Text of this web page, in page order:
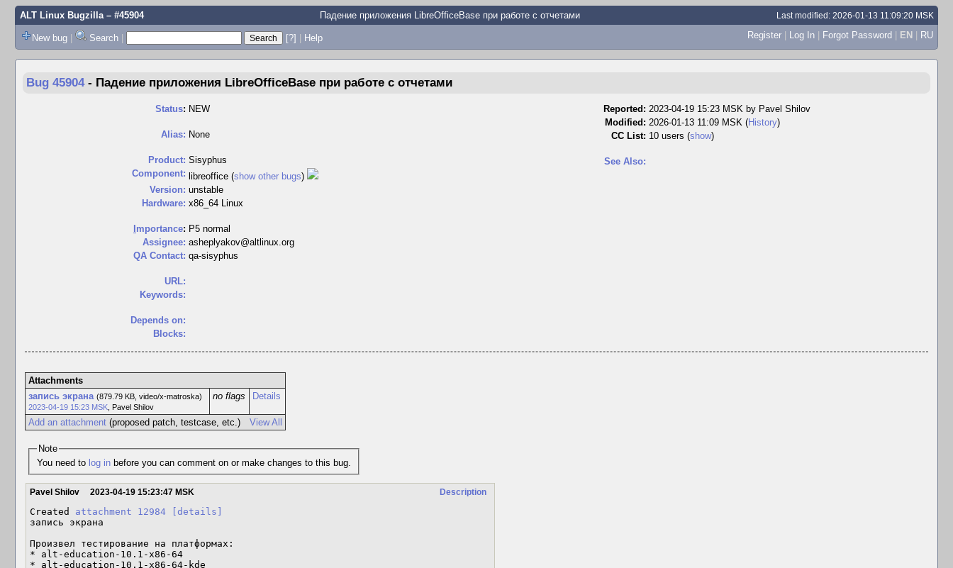
ALT Linux Bugzilla– #45904 Падение приложения LibreOfficeBase при работе с отчетами Last modified: 2026-01-13 11:09:20 MSK
New bug | Search | [?] | Help Register | Log In | Forgot Password | EN | RU
Bug 45904 - Падение приложения LibreOfficeBase при работе с отчетами
Status: NEW
Alias: None
Product: Sisyphus
Component: libreoffice (show other bugs)
Version: unstable
Hardware: x86_64 Linux
mportance: P5 normal
Assignee: asheplyakov@altlinux.org
QA Contact: qa-sisyphus
URL:
Keywords:
Depends on:
Blocks:
Reported: 2023-04-19 15:23 MSK by Pavel Shilov
Modified: 2026-01-13 11:09 MSK (History)
CC List: 10 users (show)
See Also:
Attachments
запись экрана (879.79 KB, video/x-matroska)
2023-04-19 15:23 MSK, Pavel Shilov
no flags Details
View All
Add an attachment(proposed patch, testcase, etc.)
Note
You need to log in before you can comment on or make changes to this bug.
Description
Pavel Shilov 2023-04-19 15:23:47 MSK
Created attachment 12984
[details]
запись экрана
Произвел тестирование на платформах:
* alt-education-10.1-x86-64
* alt-education-10.1-x86-64-kde